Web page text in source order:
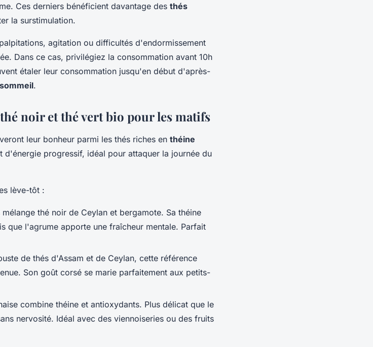
Ces derniers bénéficient davantage des thés
la surstimulation.
agitation ou difficultés d'endormissement
Dans ce cas, privilégiez la consommation avant 10h
étaler leur consommation jusqu'en début d'après-
.
noir et thé vert bio pour les matifs
leur bonheur parmi les thés riches en théine
d'énergie progressif, idéal pour attaquer la journée du
lève-tôt :
thé noir de Ceylan et bergamote. Sa théine
que l'agrume apporte une fraîcheur mentale. Parfait
de thés d'Assam et de Ceylan, cette référence
Son goût corsé se marie parfaitement aux petits-
combine théine et antioxydants. Plus délicat que le
nervosité. Idéal avec des viennoiseries ou des fruits